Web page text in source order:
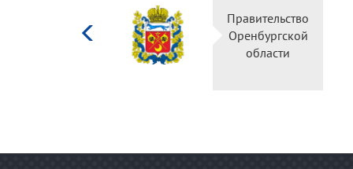
Министерство
культуры
Российской
федерации